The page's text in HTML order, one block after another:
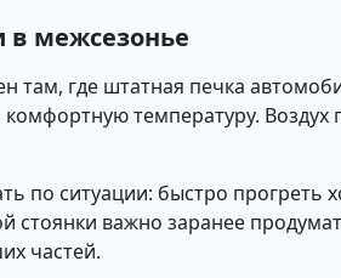
в межсезонье
там, где штатная печка
температуру. Воздух
по ситуации: быстро прогреть
стоянки важно заранее
частей.